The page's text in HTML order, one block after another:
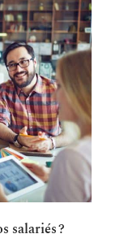
salariés ?